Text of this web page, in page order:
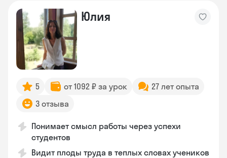
Юлия
5 от 1092 ₽ за урок
27 лет опыта
3 отзыва
Понимает смысл работы через успехи
студентов
Видит плоды труда в теплых словах учеников